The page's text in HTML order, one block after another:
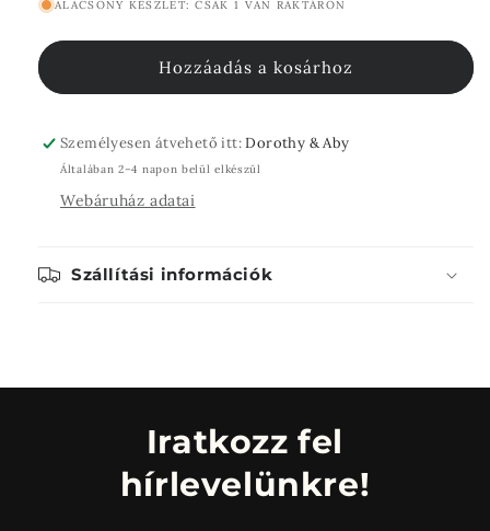
ALACSONY KÉSZLET: CSAK 1 VAN RAKTÁRON
Hozzáadás a kosárhoz
Személyesen átvehető itt:Dorothy & Aby
Általában 2–4 napon belül elkészül
Webáruház adatai
Szállítási információk
Iratkozz fel
hírlevelünkre!